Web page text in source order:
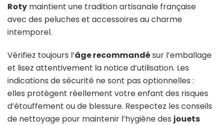
Roty maintient une tradition artisanale française
avec des peluches et accessoires au charme
intemporel.
Vérifiez toujours l’âge recommandésur l’emballage
et lisez attentivement la notice d’utilisation. Les
indications de sécurité ne sont pas optionnelles :
elles protègent réellement votre enfant des risques
d’étouffement ou de blessure. Respectez les conseils
de nettoyage pour maintenir l’hygiène des jouets